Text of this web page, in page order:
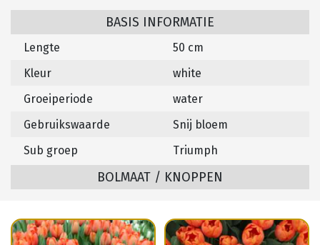
BASIS INFORMATIE
Lengte
50 cm
Kleur
white
Groeiperiode
water
Gebruikswaarde
Snij bloem
Sub groep
Triumph
BOLMAAT / KNOPPEN